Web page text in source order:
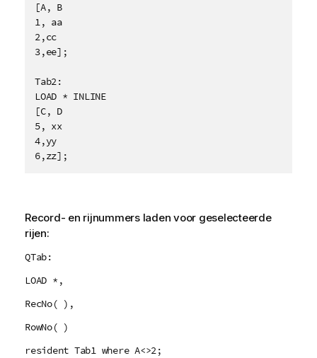
[A, B
1, aa
2,cc
3,ee];
Tab2:
LOAD * INLINE
[C, D
5, xx
4,yy
6,zz];
Record- en rijnummers laden voor geselecteerde
rijen:
QTab:
LOAD *,
RecNo( ),
RowNo( )
resident Tab1 where A<>2;